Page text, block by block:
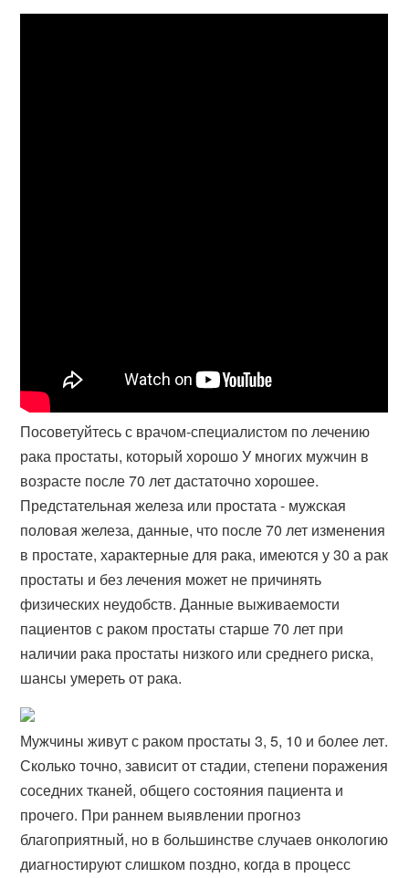
Посоветуйтесь с врачом-специалистом по лечению
рака простаты, который хорошо У многих мужчин в
возрасте после 70 лет дастаточно хорошее.
Предстательная железа или простата - мужская
половая железа, данные, что после 70 лет изменения
в простате, характерные для рака, имеются у 30 а рак
простаты и без лечения может не причинять
физических неудобств. Данные выживаемости
пациентов с раком простаты старше 70 лет при
наличии рака простаты низкого или среднего риска,
шансы умереть от рака​.
Мужчины живут с раком простаты 3, 5, 10 и более лет.
Сколько точно, зависит от стадии, степени поражения
соседних тканей, общего состояния пациента и
прочего. При раннем выявлении прогноз
благоприятный, но в большинстве случаев онкологию
диагностируют слишком поздно, когда в процесс